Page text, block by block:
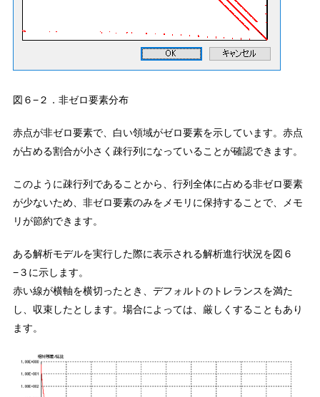
図６−２．非ゼロ要素分布
赤点が非ゼロ要素で、白い領域がゼロ要素を示しています。赤点
が占める割合が小さく疎行列になっていることが確認できます。
このように疎行列であることから、行列全体に占める非ゼロ要素
が少ないため、非ゼロ要素のみをメモリに保持することで、メモ
リが節約できます。
ある解析モデルを実行した際に表示される解析進行状況を図６
−３に示します。
赤い線が横軸を横切ったとき、デフォルトのトレランスを満た
し、収束したとします。場合によっては、厳しくすることもあり
ます。